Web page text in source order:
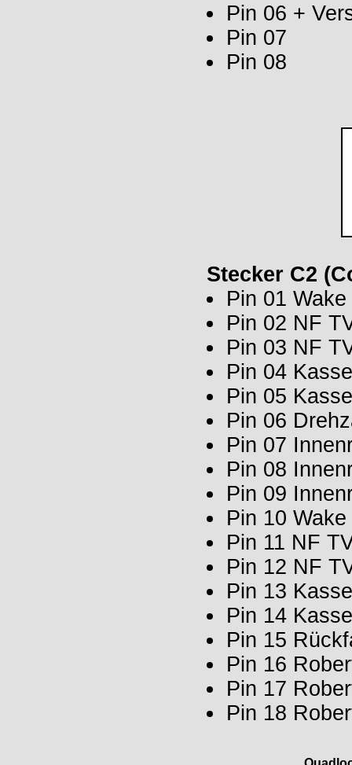
Pin 06 +
Pin 07
Pin 08
Stecker C2
Pin 01
Pin 02 NF
Pin 03 NF
Pin 04
Pin 05
Pin 06
Pin 07
Pin 08
Pin 09
Pin 10
Pin 11 NF
Pin 12 NF
Pin 13
Pin 14
Pin 15
Pin 16
Pin 17
Pin 18